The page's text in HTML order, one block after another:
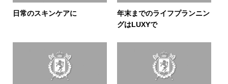
日常のスキンケアに
年末までのライフプランニン
グはLUXYで